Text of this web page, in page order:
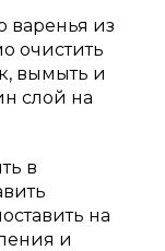
варенья из
очистить
вымыть и
слой на
в
на
и